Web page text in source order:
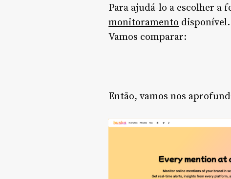
Para ajudá-lo a escolher a
monitoramento disponível.
Vamos comparar:
Então, vamos nos